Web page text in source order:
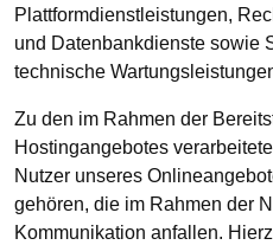
Plattformdienstleistungen,
und Datenbankdienste sowie
technische
Zu den im Rahmen der
Hostingangebotes
Nutzer unseres
gehören, die im Rahmen der
Kommunikation anfallen.